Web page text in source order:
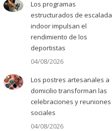
Los programas
estructurados de escalada
indoor impulsan el
rendimiento de los
deportistas
04/08/2026
Los postres artesanales a
domicilio transforman las
celebraciones y reuniones
sociales
04/08/2026